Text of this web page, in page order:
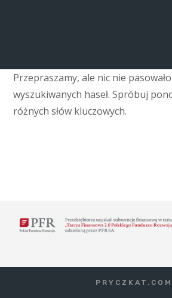
Przepraszamy, ale nic nie
wyszukiwanych haseł. Spróbuj
różnych słów kluczowych.
PRYCZKAT.COM